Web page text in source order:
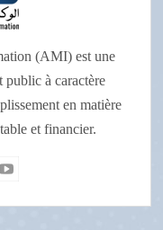
(AMI) est une
public à caractère
en matière
et financier.